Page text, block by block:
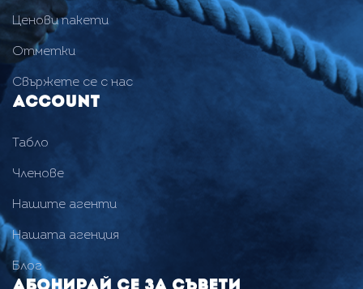
Ценови пакети
Отметки
Свържете се с нас
Account
Табло
Членове
Нашите агенти
Нашата агенция
Блог